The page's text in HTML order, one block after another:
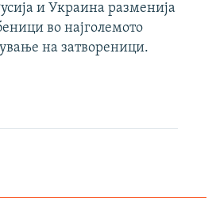
и Украина разменија
во најголемото
на затвореници.